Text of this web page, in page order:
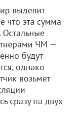
выделит
что эта сумма
ЧМ —
будут
однако
возьмет
сразу на двух